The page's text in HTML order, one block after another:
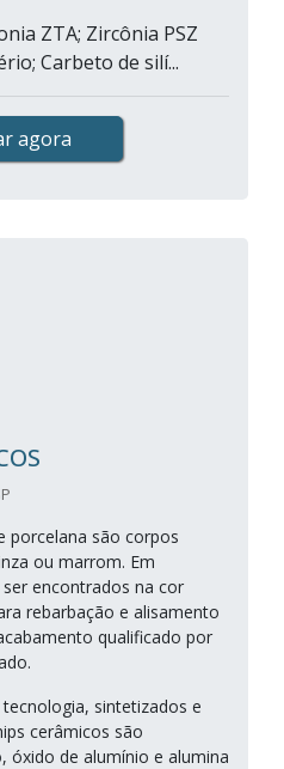
ZTA; Zircônia PSZ
Carbeto de silí...
agora
porcelana são corpos
ou marrom. Em
encontrados na cor
rebarbação e alisamento
qualificado por
sintetizados e
cerâmicos são
óxido de alumínio e alumina